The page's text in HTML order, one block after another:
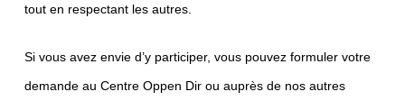
tout en respectant les autres.
Si vous avez envie d’y participer, vous pouvez formuler votre
demande au Centre Oppen Dir ou auprès de nos autres